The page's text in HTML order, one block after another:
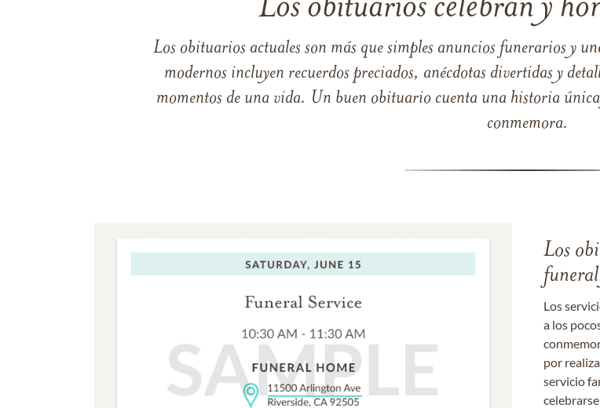
Los obituarios celebran y
Los obituarios actuales son más que simples anuncios funerarios y
modernos incluyen recuerdos preciados, anécdotas divertidas y
momentos de una vida. Un buen obituario cuenta una historia
conmemora.
Los
Los
a los
por
servicio